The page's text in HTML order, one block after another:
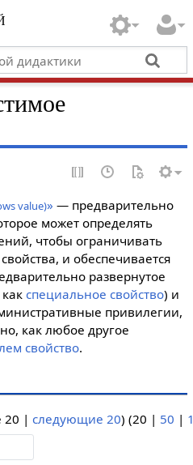
value)» — предварительно
может определять
чтобы ограничивать
и обеспечивается
развернутое
специальное свойство) и
привилегии,
как любое другое
свойство.
20 | следующие 20) (20 | 50 |